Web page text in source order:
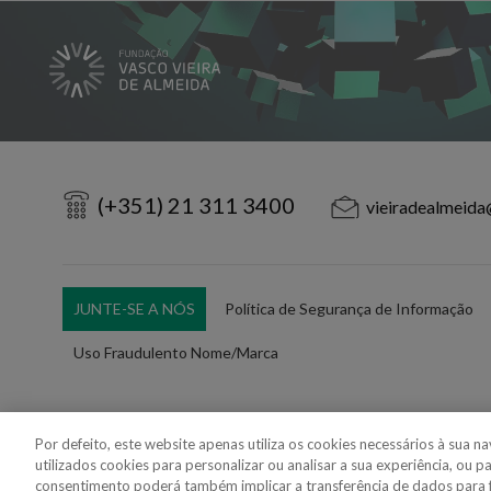
(+351) 21 311 3400
JUNTE-SE A NÓS Política de Segurança de Informação
Uso Fraudulento Nome/Marca
Copyright 2018 - 2026 © VdA - Vieira de Almeida & Associados - Sociedade
Created bySOFTWAY .
Por defeito, este website apenas utiliza os cookies necessários à sua
utilizados cookies para personalizar ou analisar a sua experiência, ou
consentimento poderá também implicar a transferência de dados para